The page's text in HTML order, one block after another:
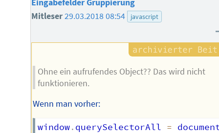
Eingabefelder Gruppierung
Mitleser29.03.2018 08:54 javascript
Ohne ein aufrufendes Object?? Das wird nicht
funktionieren.
Wenn man vorher:
window. querySelectorAll =